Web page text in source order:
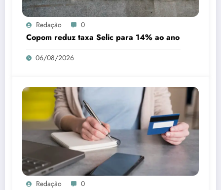
Redação 0
Copom reduz taxa Selic para 14% ao ano
06/08/2026
Redação 0